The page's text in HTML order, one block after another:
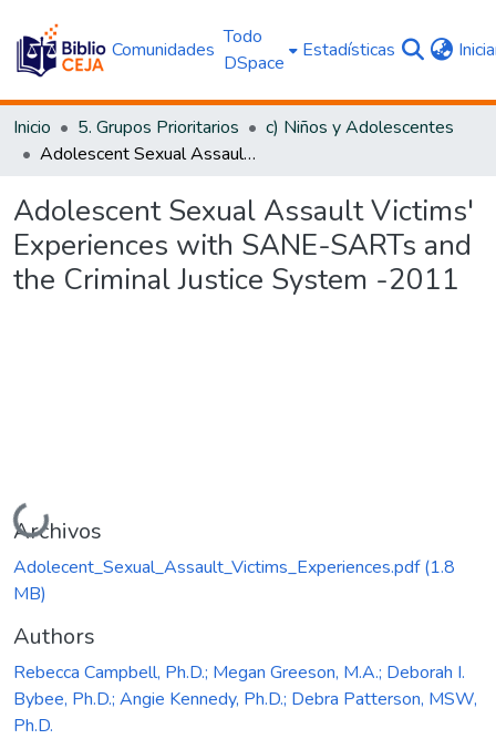
Comunidades
Todo
DSpace
Estadísticas
Inicio 5. Grupos Prioritarios
c) Niños y Adolescentes
Adolescent Sexual Assault Victims' Experiences with SANE-SARTs and the Criminal Justice System -2011
Adolescent Sexual Assault Victims'
Experiences with SANE-SARTs and
the Criminal Justice System -2011
Cargando...
Archivos
Adolecent_Sexual_Assault_Victims_Experiences.pdf(1.8
MB)
Authors
Rebecca Campbell, Ph.D.; Megan Greeson, M.A.; Deborah I.
Bybee, Ph.D.; Angie Kennedy, Ph.D.; Debra Patterson, MSW,
Ph.D.